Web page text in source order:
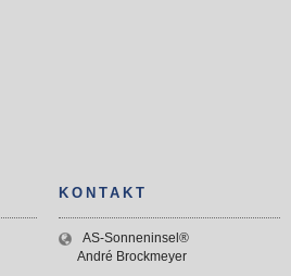
KONTAKT
AS-Sonneninsel®
André Brockmeyer